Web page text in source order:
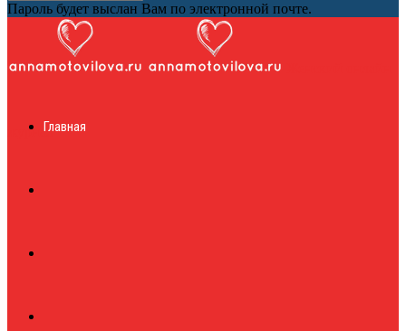
Пароль будет выслан Вам по электронной почте.
журналГлавная